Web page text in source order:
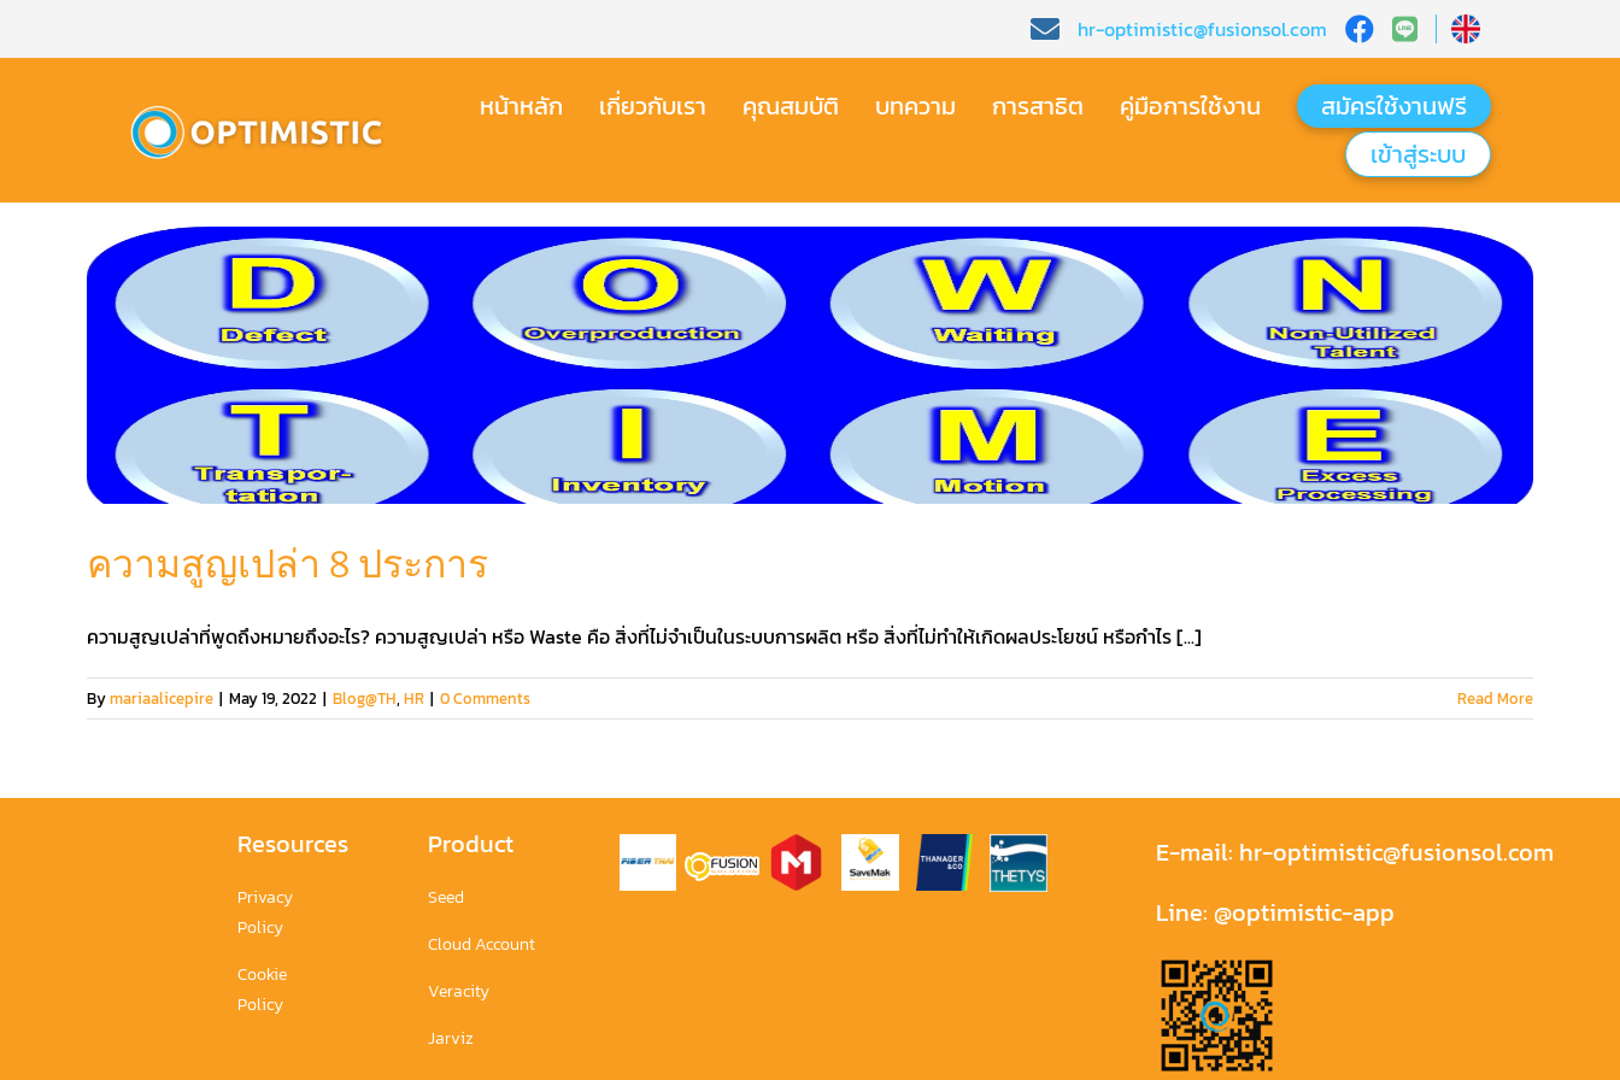
hr-optimistic@fusionsol.com
หน้าหลัก​ เกี่ยวกับเรา​ คุณสมบัติ​ บทความ การสาธิต คู่มือการใช้งาน
สมัครใช้งานฟรี
เข้าสู่ระบบ​
ความสูญเปล่า 8 ประการ
ความสูญเปล่าที่พูดถึงหมายถึงอะไร? ความสูญเปล่า หรือ Waste คือ สิ่งที่ไม่จำเป็นในระบบการผลิต หรือ สิ่งที่ไม่ทำให้เกิดผลประโยชน์ หรือกำไร [...]
Bymariaalicepire | May 19, 2022 | Blog@TH, HR | 0 Comments Read More
Resources
Privacy
Policy
Cookie
Policy
Product
Seed
Cloud Account
Veracity
Jarviz
E-mail: hr-optimistic@fusionsol.com
Line: @optimistic-app